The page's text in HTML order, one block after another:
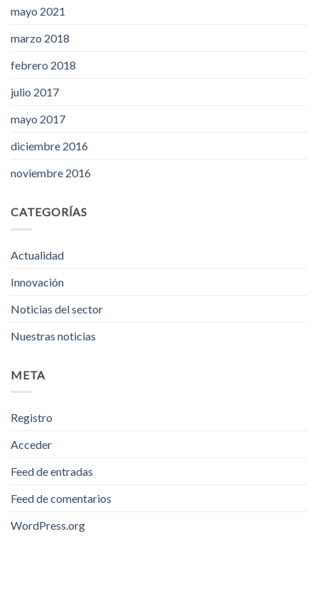
mayo 2021
marzo 2018
febrero 2018
julio 2017
mayo 2017
diciembre 2016
noviembre 2016
CATEGORÍAS
Actualidad
Innovación
Noticias del sector
Nuestras noticias
META
Registro
Acceder
Feed de entradas
Feed de comentarios
WordPress.org